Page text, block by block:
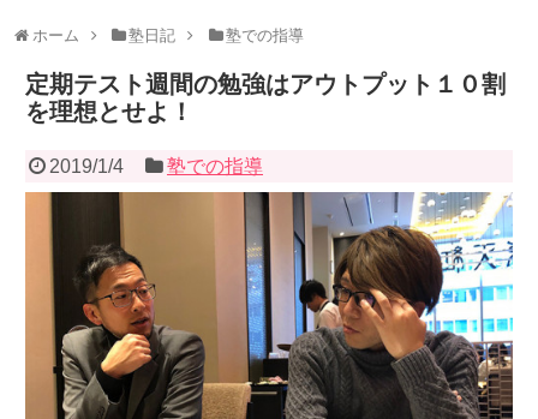
ホーム 塾日記 塾での指導
定期テスト週間の勉強はアウトプット１０割
を理想とせよ！
2019/1/4 塾での指導